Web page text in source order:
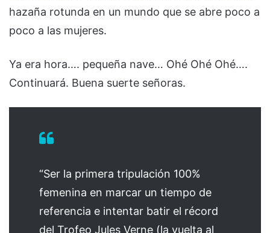
hazaña rotunda en un mundo que se abre poco a
poco a las mujeres.
Ya era hora…. pequeña nave… Ohé Ohé Ohé….
Continuará. Buena suerte señoras.
“Ser la primera tripulación 100%
femenina en marcar un tiempo de
referencia e intentar batir el récord
del Trofeo Jules Verne (la vuelta al